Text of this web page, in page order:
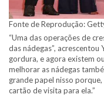
Fonte de Reprodução:
“Uma das operações de
das nádegas”, acrescentou
gordura, e agora existem
melhorar as nádegas
grande papel nisso
cartão de visita para ela.”